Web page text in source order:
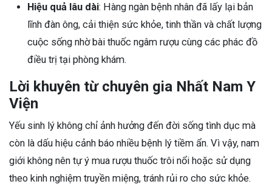
Hiệu quả lâu dài: Hàng ngàn bệnh nhân đã lấy lại bản
lĩnh đàn ông, cải thiện sức khỏe, tinh thần và chất lượng
cuộc sống nhờ bài thuốc ngâm rượu cùng các phác đồ
điều trị tại phòng khám.
Lời khuyên từ chuyên gia Nhất Nam Y
Viện
Yếu sinh lý không chỉ ảnh hưởng đến đời sống tình dục mà
còn là dấu hiệu cảnh báo nhiều bệnh lý tiềm ẩn. Vì vậy, nam
giới không nên tự ý mua rượu thuốc trôi nổi hoặc sử dụng
theo kinh nghiệm truyền miệng, tránh rủi ro cho sức khỏe.